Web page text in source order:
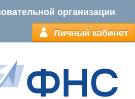
организации
Личный кабинет